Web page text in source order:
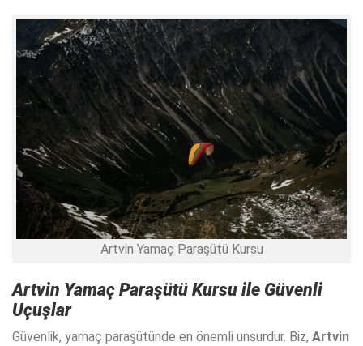
Artvin Yamaç Paraşütü Kursu
Artvin Yamaç Paraşütü Kursu ile Güvenli
Uçuşlar
Güvenlik, yamaç paraşütünde en önemli unsurdur. Biz, Artvin